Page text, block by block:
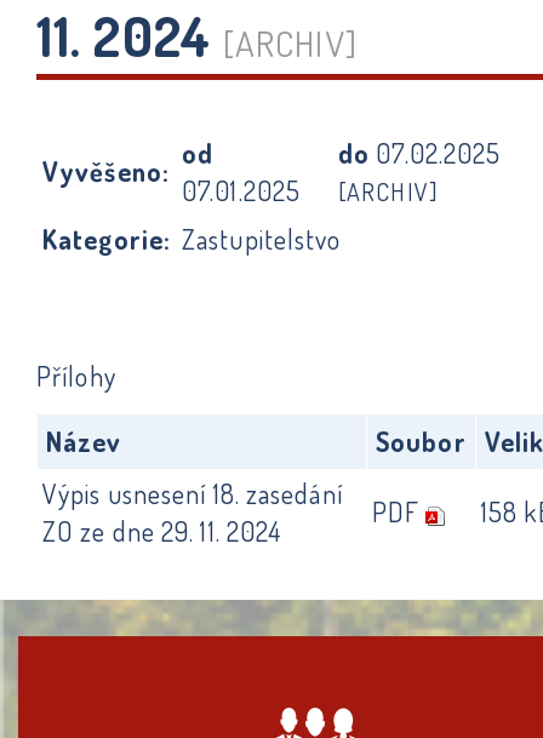
11. 2024 [ARCHIV]
Vyvěšeno:
od
07.01.2025
do 07.02.2025
[ARCHIV]
Kategorie: Zastupitelstvo
Přílohy
Název
Soubor
Výpis usnesení 18. zasedání
ZO ze dne 29. 11. 2024
PDF 158